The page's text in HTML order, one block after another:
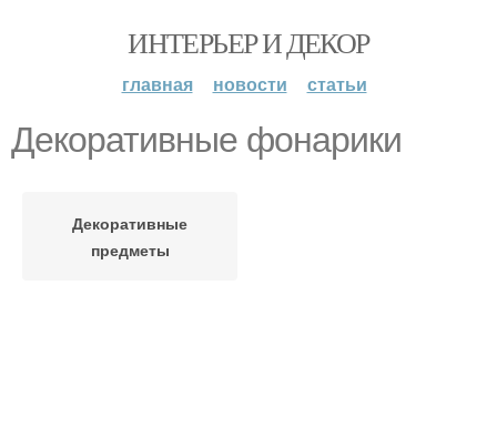
ИНТЕРЬЕР И ДЕКОР
главная новости статьи
Декоративные фонарики
Декоративные
предметы